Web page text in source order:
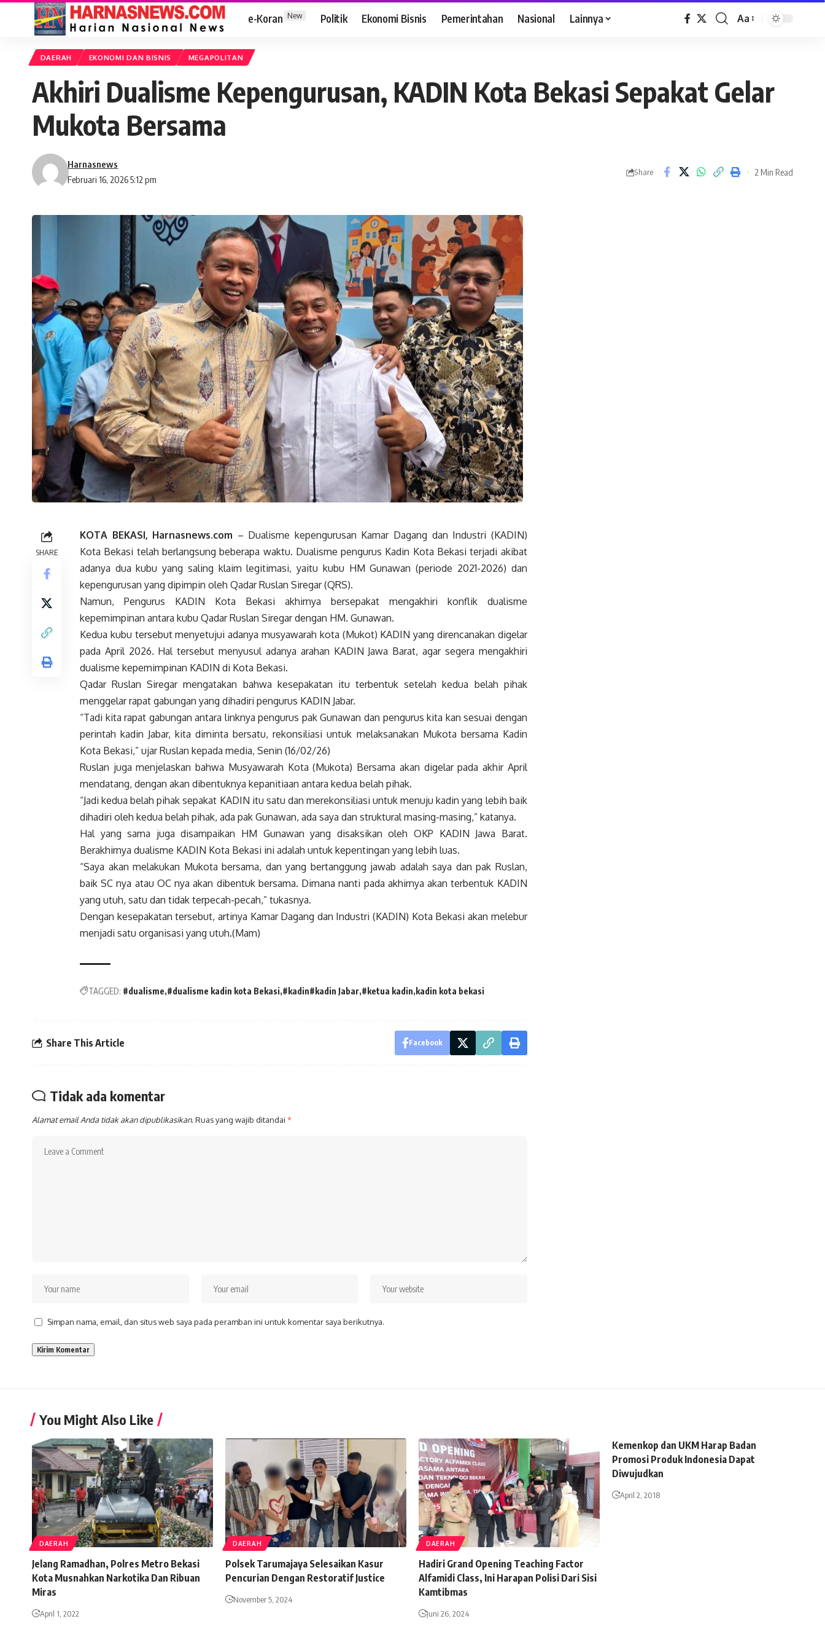
e-Koran New Politik Ekonomi Bisnis Pemerintahan Nasional Lainnya Aa
DAERAH EKONOMI DAN BISNIS MEGAPOLITAN
Akhiri Dualisme Kepengurusan, KADIN Kota Bekasi Sepakat Gelar
Mukota Bersama
Februari 16, 2026 5:12 pm
Harnasnews
Share 2 Min Read
SHARE
KOTA BEKASI, Harnasnews.com – Dualisme kepengurusan Kamar Dagang dan Industri (KADIN)
Kota Bekasi telah berlangsung beberapa waktu. Dualisme pengurus Kadin Kota Bekasi terjadi akibat
adanya dua kubu yang saling klaim legitimasi, yaitu kubu HM Gunawan (periode 2021-2026) dan
kepengurusan yang dipimpin oleh Qadar Ruslan Siregar (QRS).
Namun, Pengurus KADIN Kota Bekasi akhirnya bersepakat mengakhiri konflik dualisme
kepemimpinan antara kubu Qadar Ruslan Siregar dengan HM. Gunawan.
Kedua kubu tersebut menyetujui adanya musyawarah kota (Mukot) KADIN yang direncanakan digelar
pada April 2026. Hal tersebut menyusul adanya arahan KADIN Jawa Barat, agar segera mengakhiri
dualisme kepemimpinan KADIN di Kota Bekasi.
Qadar Ruslan Siregar mengatakan bahwa kesepakatan itu terbentuk setelah kedua belah pihak
menggelar rapat gabungan yang dihadiri pengurus KADIN Jabar.
“Tadi kita rapat gabungan antara linknya pengurus pak Gunawan dan pengurus kita kan sesuai dengan
perintah kadin Jabar, kita diminta bersatu, rekonsiliasi untuk melaksanakan Mukota bersama Kadin
Kota Bekasi,” ujar Ruslan kepada media, Senin (16/02/26)
Ruslan juga menjelaskan bahwa Musyawarah Kota (Mukota) Bersama akan digelar pada akhir April
mendatang, dengan akan dibentuknya kepanitiaan antara kedua belah pihak.
“Jadi kedua belah pihak sepakat KADIN itu satu dan merekonsiliasi untuk menuju kadin yang lebih baik
dihadiri oleh kedua belah pihak, ada pak Gunawan, ada saya dan struktural masing-masing,” katanya.
Hal yang sama juga disampaikan HM Gunawan yang disaksikan oleh OKP KADIN Jawa Barat.
Berakhirnya dualisme KADIN Kota Bekasi ini adalah untuk kepentingan yang lebih luas.
“Saya akan melakukan Mukota bersama, dan yang bertanggung jawab adalah saya dan pak Ruslan,
baik SC nya atau OC nya akan dibentuk bersama. Dimana nanti pada akhirnya akan terbentuk KADIN
yang utuh, satu dan tidak terpecah-pecah,” tukasnya.
Dengan kesepakatan tersebut, artinya Kamar Dagang dan Industri (KADIN) Kota Bekasi akan melebur
menjadi satu organisasi yang utuh.(Mam)
TAGGED: #dualisme #dualisme kadin kota Bekasi #kadin#kadin Jabar #ketua kadin kadin kota bekasi
Share This Article Facebook
Tidak ada komentar
Alamat email Anda tidak akan dipublikasikan.Ruas yang wajib ditandai *
Simpan nama, email, dan situs web saya pada peramban ini untuk komentar saya berikutnya.
You Might Also Like
DAERAH
Jelang Ramadhan, Polres Metro Bekasi
Kota Musnahkan Narkotika Dan Ribuan
Miras
April 1, 2022
DAERAH
Polsek Tarumajaya Selesaikan Kasur
Pencurian Dengan Restoratif Justice
November 5, 2024
DAERAH
Hadiri Grand Opening Teaching Factor
Alfamidi Class, Ini Harapan Polisi Dari Sisi
Kamtibmas
Juni 26, 2024
Kemenkop dan UKM Harap Badan
Promosi Produk Indonesia Dapat
Diwujudkan
April 2, 2018